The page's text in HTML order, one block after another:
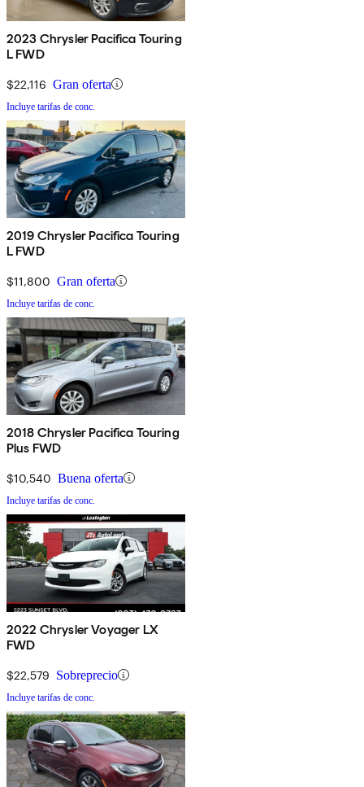
2023 Chrysler Pacifica Touring
L FWD
$22,116 Gran oferta
Incluye tarifas de conc.
2019 Chrysler Pacifica Touring
L FWD
$11,800 Gran oferta
Incluye tarifas de conc.
2018 Chrysler Pacifica Touring
Plus FWD
$10,540 Buena oferta
Incluye tarifas de conc.
2022 Chrysler Voyager LX
FWD
$22,579 Sobreprecio
Incluye tarifas de conc.